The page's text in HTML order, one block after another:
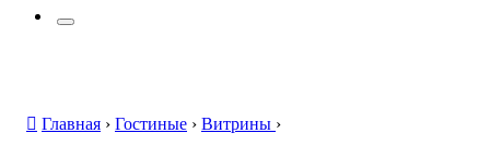
Главная › Гостиные › Витрины ›